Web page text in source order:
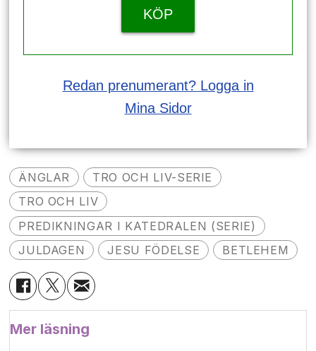
KÖP
Redan prenumerant? Logga in
Mina Sidor
ÄNGLAR
TRO OCH LIV-SERIE
TRO OCH LIV
PREDIKNINGAR I KATEDRALEN (SERIE)
JULDAGEN
JESU FÖDELSE BETLEHEM
Mer läsning